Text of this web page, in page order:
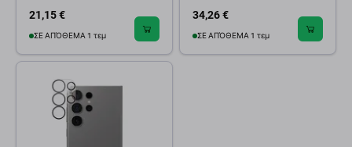
21,15 €
ΣΕ ΑΠΌΘΕΜΑ 1 τεμ
34,26 €
ΣΕ ΑΠΌΘΕΜΑ 1 τεμ